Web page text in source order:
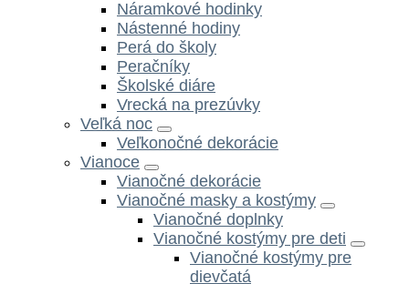
Náramkové hodinky
Nástenné hodiny
Perá do školy
Peračníky
Školské diáre
Vrecká na prezúvky
Veľká noc
Veľkonočné dekorácie
Vianoce
Vianočné dekorácie
Vianočné masky a kostýmy
Vianočné doplnky
Vianočné kostýmy pre deti
Vianočné kostýmy pre
dievčatá